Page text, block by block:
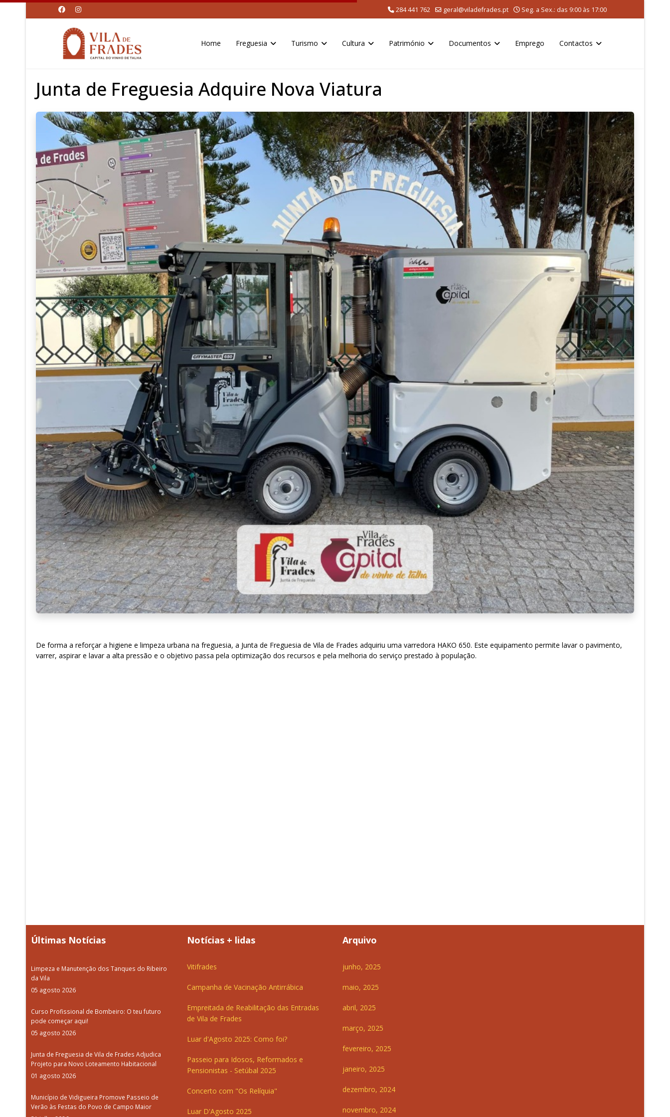
284 441 762 geral@viladefrades.pt Seg. a Sex.: das 9:00 às 17:00
Home Freguesia Turismo Cultura Património Documentos Emprego Contactos
Junta de Freguesia Adquire Nova Viatura
De forma a reforçar a higiene e limpeza urbana na freguesia, a Junta de Freguesia de Vila de Frades adquiriu uma varredora HAKO 650. Este equipamento permite lavar o pavimento,
varrer, aspirar e lavar a alta pressão e o objetivo passa pela optimização dos recursos e pela melhoria do serviço prestado à população.
Últimas Notícias
Limpeza e Manutenção dos Tanques do Ribeiro
da Vila
05 agosto 2026
Curso Profissional de Bombeiro: O teu futuro
pode começar aqui!
05 agosto 2026
Junta de Freguesia de Vila de Frades Adjudica
Projeto para Novo Loteamento Habitacional
01 agosto 2026
Município de Vidigueira Promove Passeio de
Verão às Festas do Povo de Campo Maior
Notícias + lidas
Vitifrades
Campanha de Vacinação Antirrábica
Empreitada de Reabilitação das Entradas
de Vila de Frades
Luar d'Agosto 2025: Como foi?
Passeio para Idosos, Reformados e
Pensionistas - Setúbal 2025
Concerto com "Os Relíquia"
Luar D'Agosto 2025
Arquivo
junho, 2025
maio, 2025
abril, 2025
março, 2025
fevereiro, 2025
janeiro, 2025
dezembro, 2024
novembro, 2024